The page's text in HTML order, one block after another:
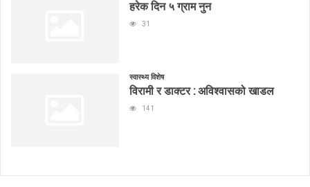
हरेक दिन ५ ग्राम नुन
31
स्वास्थ्य विशेष
विरामी र डाक्टर : अविश्वासको खाडल
141